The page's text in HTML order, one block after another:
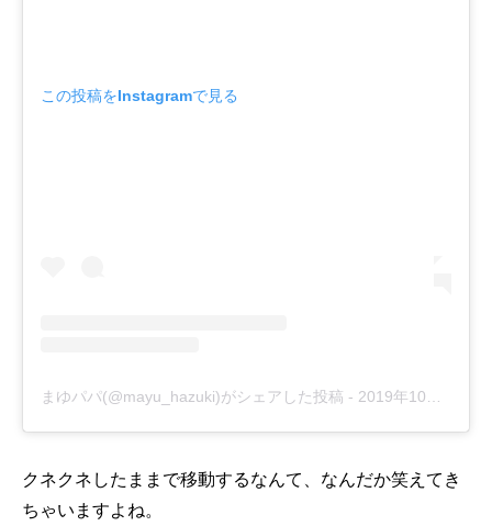
この投稿をInstagramで見る
まゆパパ(@mayu_hazuki)がシェアした投稿 - 2019年10月月4日午後5時53分PDT
クネクネしたままで移動するなんて、なんだか笑えてき
ちゃいますよね。